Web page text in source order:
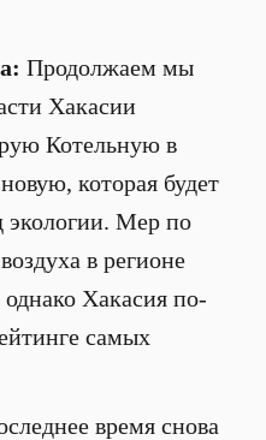
Продолжаем мы
Хакасии
Котельную в
которая будет
экологии. Мер по
в регионе
Хакасия по-
самых
время снова